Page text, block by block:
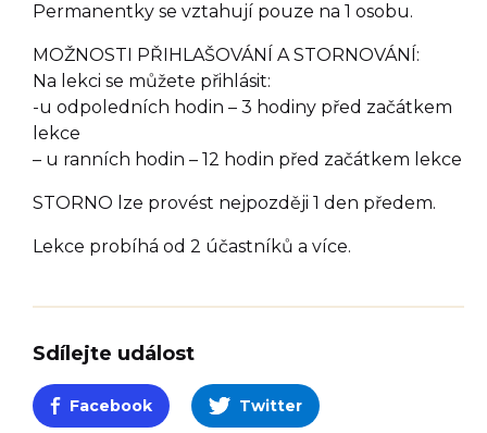
Permanentky se vztahují pouze na 1 osobu.
MOŽNOSTI PŘIHLAŠOVÁNÍ A STORNOVÁNÍ:
Na lekci se můžete přihlásit:
-u odpoledních hodin – 3 hodiny před začátkem
lekce
– u ranních hodin – 12 hodin před začátkem lekce
STORNO lze provést nejpozději 1 den předem.
Lekce probíhá od 2 účastníků a více.
Sdílejte událost
Facebook Twitter